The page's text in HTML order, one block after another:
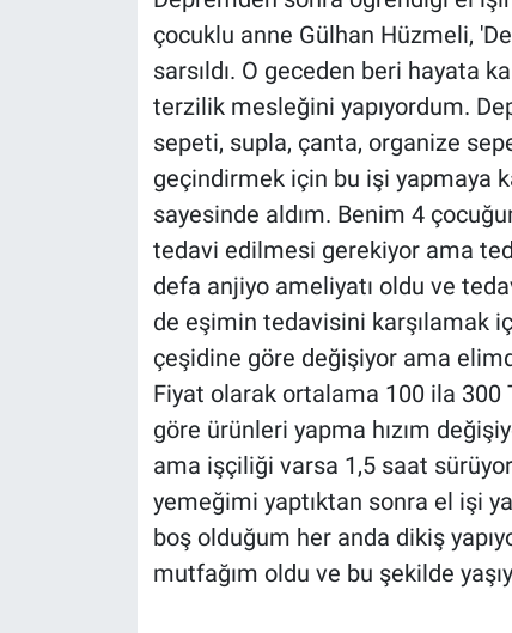
çocuklu anne Gülhan Hüzmeli,
sarsıldı. O geceden beri hayata
terzilik mesleğini yapıyordum.
sepeti, supla, çanta, organize
geçindirmek için bu işi yapmaya
sayesinde aldım. Benim 4
tedavi edilmesi gerekiyor ama
defa anjiyo ameliyatı oldu ve
de eşimin tedavisini karşılamak
çeşidine göre değişiyor ama
Fiyat olarak ortalama 100 ila 300
göre ürünleri yapma hızım
ama işçiliği varsa 1,5 saat
yemeğimi yaptıktan sonra el işi
boş olduğum her anda dikiş
mutfağım oldu ve bu şekilde